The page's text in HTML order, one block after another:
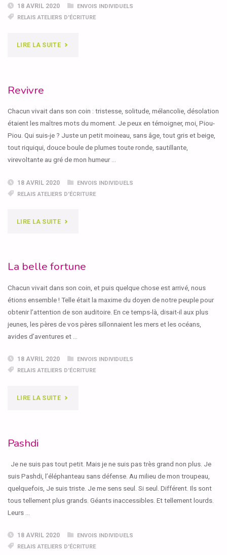
18 AVRIL 2020
ENVOIS INDIVIDUELS
RELAIS ATELIERS D'ÉCRITURE
LIRE LA SUITE"LA
Revivre
Chacun vivait dans son coin : tristesse, solitude, mélancolie, désolation
étaient les maîtres mots du moment. Je peux en témoigner, moi, Piou-
Piou. Qui suis-je ? Juste un petit moineau, sans âge, tout gris et beige,
tout riquiqui, douce boule de plumes toute ronde, sautillante,
virevoltante au gré de mon humeur …
18 AVRIL 2020
ENVOIS INDIVIDUELS
RELAIS ATELIERS D'ÉCRITURE
LIRE LA SUITE"REVIVRE"
La belle fortune
Chacun vivait dans son coin, et puis quelque chose est arrivé, nous
étions ensemble ! Telle était la maxime du doyen de notre peuple pour
obtenir l’attention de son auditoire. En ce temps-là, disait-il aux plus
jeunes, les pères de vos pères sillonnaient les mers et les océans,
avides d’aventures et …
18 AVRIL 2020
ENVOIS INDIVIDUELS
RELAIS ATELIERS D'ÉCRITURE
LIRE LA SUITE"LA
Pashdi
Je ne suis pas tout petit. Mais je ne suis pas très grand non plus. Je
suis Pashdi, l’éléphanteau sans défense. Au milieu de mon troupeau,
quelquefois, Je suis triste. Je me sens seul. Si seul. Différent. Ils sont
tous tellement plus grands. Géants inaccessibles. Et tellement lourds.
Leurs …
18 AVRIL 2020
ENVOIS INDIVIDUELS
RELAIS ATELIERS D'ÉCRITURE